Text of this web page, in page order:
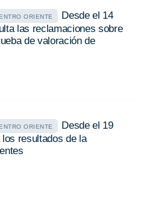
ORIENTE
Desde el 14
las reclamaciones sobre
de valoración de
ORIENTE
Desde el 19
resultados de la